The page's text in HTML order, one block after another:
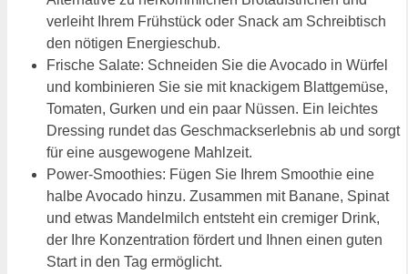
verleiht Ihrem Frühstück oder Snack am Schreibtisch
den nötigen Energieschub.
Frische Salate: Schneiden Sie die Avocado in Würfel
und kombinieren Sie sie mit knackigem Blattgemüse,
Tomaten, Gurken und ein paar Nüssen. Ein leichtes
Dressing rundet das Geschmackserlebnis ab und sorgt
für eine ausgewogene Mahlzeit.
Power-Smoothies: Fügen Sie Ihrem Smoothie eine
halbe Avocado hinzu. Zusammen mit Banane, Spinat
und etwas Mandelmilch entsteht ein cremiger Drink,
der Ihre Konzentration fördert und Ihnen einen guten
Start in den Tag ermöglicht.